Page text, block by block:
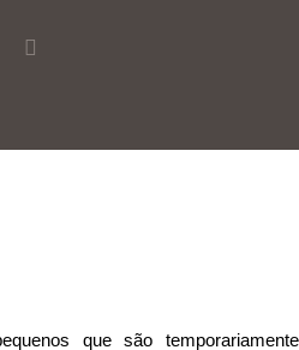
que são temporariamente